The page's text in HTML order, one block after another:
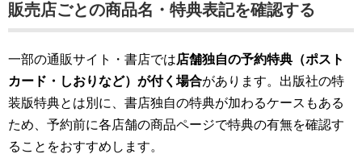
販売店ごとの商品名・特典表記を確認する
一部の通販サイト・書店では店舗独自の予約特典（ポスト
カード・しおりなど）が付く場合があります。出版社の特
装版特典とは別に、書店独自の特典が加わるケースもある
ため、予約前に各店舗の商品ページで特典の有無を確認す
ることをおすすめします。